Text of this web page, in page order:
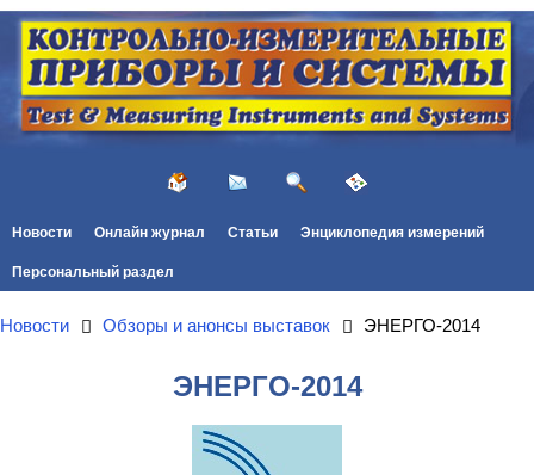
Новости Онлайн журнал Статьи Энциклопедия измерений
Персональный раздел
Новости Обзоры и анонсы выставок ЭНЕРГО-2014
ЭНЕРГО-2014